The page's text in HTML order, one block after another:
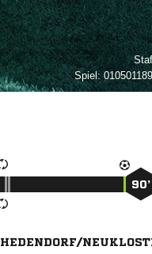
Spiel:
90’